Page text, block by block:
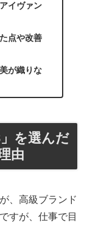
イヴァン
点や改善
が織りな
を選んだ
由
、高級ブランド
すが、仕事で目